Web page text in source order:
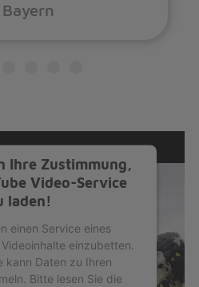
Ihre Zustimmung,
Video-Service
laden!
einen Service eines
einzubetten.
kann Daten zu Ihren
Bitte lesen Sie die